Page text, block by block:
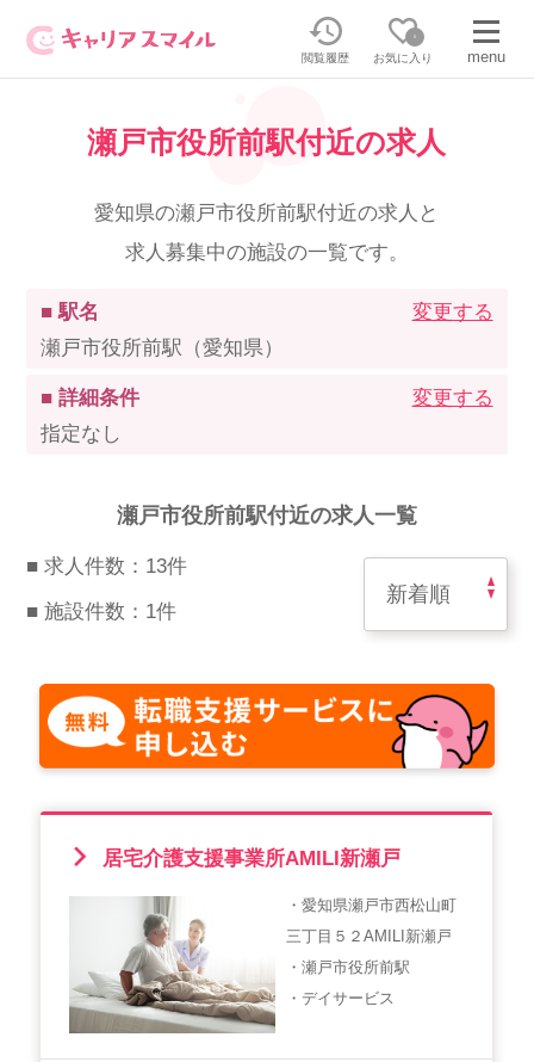
閲覧履歴
0
お気に入り menu
無料相談・お問い合わせはこちら
無料転職相談・お問い合わせの内容を
正社員／パートで働く
派遣で働く
その他のお問い合わせ
正社員・パートの求人を探す
紹介会社を使うメリットについて
介護・看護のお仕事について
利用者の声
WEB勤怠
支店連絡先一覧
瀬戸市役所前駅付近の求人
愛知県の瀬戸市役所前駅付近の求人と
求人募集中の施設の一覧です。
■ 駅名
瀬戸市役所前駅（愛知県）
変更する
■ 詳細条件
指定なし
変更する
瀬戸市役所前駅付近の求人一覧
■ 求人件数：13件
■ 施設件数：1件
居宅介護支援事業所AMILI新瀬戸
・愛知県瀬戸市西松山町
三丁目５２AMILI新瀬戸
・瀬戸市役所前駅
・デイサービス